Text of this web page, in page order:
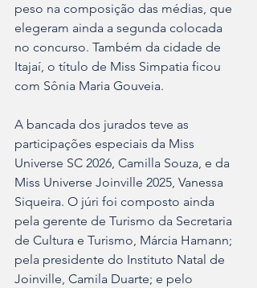
peso na composição das médias, que
elegeram ainda a segunda colocada
no concurso. Também da cidade de
Itajaí, o título de Miss Simpatia ficou
com Sônia Maria Gouveia.
A bancada dos jurados teve as
participações especiais da Miss
Universe SC 2026, Camilla Souza, e da
Miss Universe Joinville 2025, Vanessa
Siqueira. O júri foi composto ainda
pela gerente de Turismo da Secretaria
de Cultura e Turismo, Márcia Hamann;
pela presidente do Instituto Natal de
Joinville, Camila Duarte; e pelo